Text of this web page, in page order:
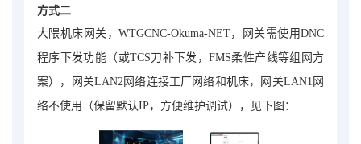
方式二
大隈机床网关，WTGCNC-Okuma-NET，网关需使用DNC
程序下发功能（或TCS刀补下发，FMS柔性产线等组网方
案），网关LAN2网络连接工厂网络和机床，网关LAN1网
络不使用（保留默认IP，方便维护调试），见下图：